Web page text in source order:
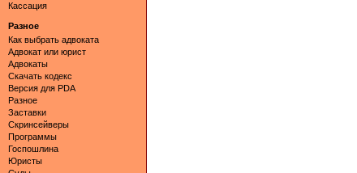
Кассация
Разное
Как выбрать адвоката
Адвокат или юрист
Адвокаты
Скачать кодекс
Версия для PDA
Разное
Заставки
Скринсейверы
Программы
Госпошлина
Юристы